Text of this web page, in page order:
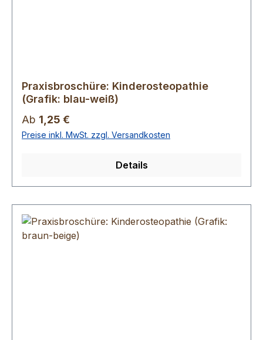
Praxisbroschüre: Kinderosteopathie
(Grafik: blau-weiß)
Regulärer Preis:
Ab 1,25 €
Preise inkl. MwSt. zzgl. Versandkosten
Details